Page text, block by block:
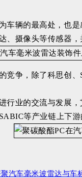
辆的最高处，也
摄像头等传感器，
争，除了科思创
业的交流与发展
等产业链上下
汽车毫米波雷达与车